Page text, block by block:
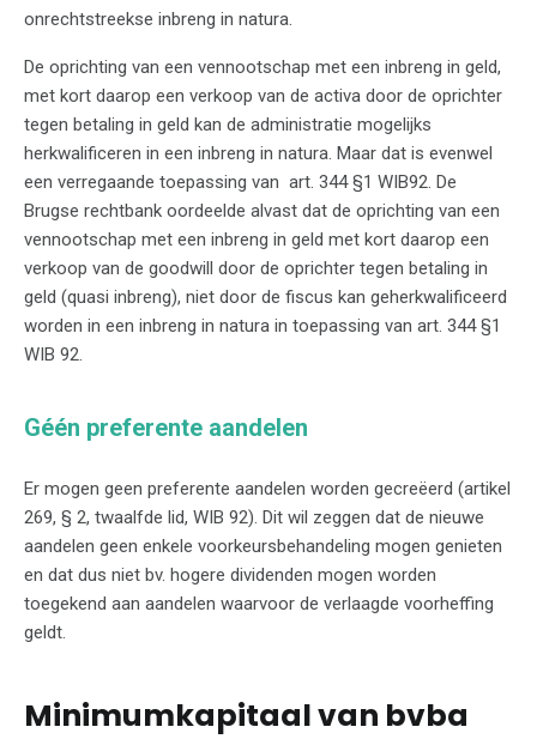
onrechtstreekse inbreng in natura.
De oprichting van een vennootschap met een inbreng in geld,
met kort daarop een verkoop van de activa door de oprichter
tegen betaling in geld kan de administratie mogelijks
herkwalificeren in een inbreng in natura. Maar dat is evenwel
een verregaande toepassing van art. 344 §1 WIB92. De
Brugse rechtbank oordeelde alvast dat de oprichting van een
vennootschap met een inbreng in geld met kort daarop een
verkoop van de goodwill door de oprichter tegen betaling in
geld (quasi inbreng), niet door de fiscus kan geherkwalificeerd
worden in een inbreng in natura in toepassing van art. 344 §1
WIB 92.
Géén preferente aandelen
Er mogen geen preferente aandelen worden gecreëerd (artikel
269, § 2, twaalfde lid, WIB 92). Dit wil zeggen dat de nieuwe
aandelen geen enkele voorkeursbehandeling mogen genieten
en dat dus niet bv. hogere dividenden mogen worden
toegekend aan aandelen waarvoor de verlaagde voorheffing
geldt.
Minimumkapitaal van bvba